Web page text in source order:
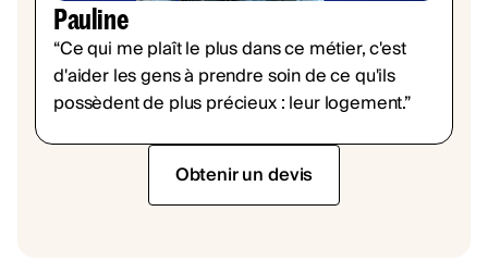
Pauline
“Ce qui me plaît le plus dans ce métier, c'est
d'aider les gens à prendre soin de ce qu'ils
possèdent de plus précieux : leur logement.”
Obtenir un devis